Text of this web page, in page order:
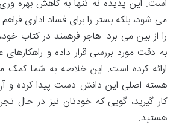
است. این پدیده نه تنها به کاهش بهره
می شود، بلکه بستر را برای فساد اداری
را از بین می برد. هاجر فرهمند در کتاب
به دقت مورد بررسی قرار داده و راهکارهای
ارائه کرده است. این خلاصه به شما کمک
هسته اصلی این دانش دست پیدا کرده و
کار گیرید، گویی که خودتان نیز در حال
هستید.